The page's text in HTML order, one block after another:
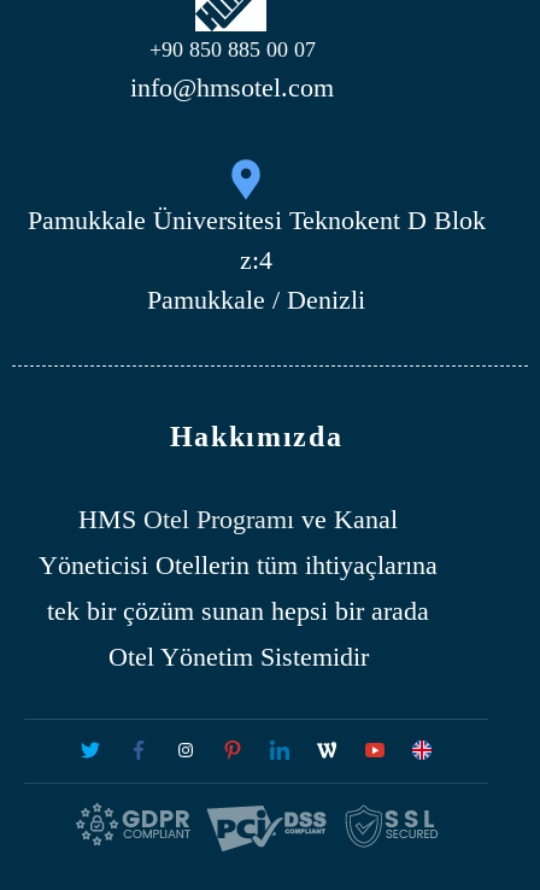
+90 850 885 00 07
info@hmsotel.com
Pamukkale Üniversitesi Teknokent D Blok
z:4
Pamukkale / Denizli
Hakkımızda
HMS Otel Programı ve Kanal
Yöneticisi Otellerin tüm ihtiyaçlarına
tek bir çözüm sunan hepsi bir arada
Otel Yönetim Sistemidir